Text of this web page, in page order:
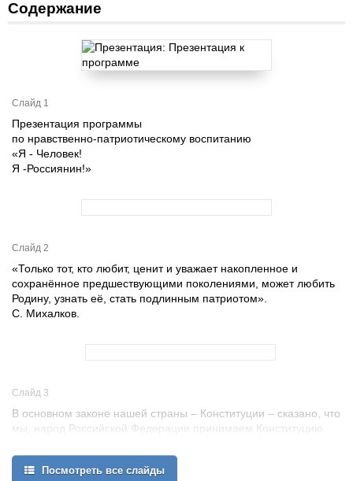
Содержание
Слайд 1
Презентация программы
по нравственно-патриотическому воспитанию
«Я - Человек!
Я -Россиянин!»
Слайд 2
«Только тот, кто любит, ценит и уважает накопленное и
сохранённое предшествующими поколениями, может любить
Родину, узнать её, стать подлинным патриотом».
С. Михалков.
Слайд 3
В основном законе нашей страны – Конституции – сказано, что
мы, народ Российской Федерации принимаем Конституцию
- чтя память предков, передавшим нам любовь и уважение к
Отечеству, веру в добро и справедливость,
Посмотреть все слайды